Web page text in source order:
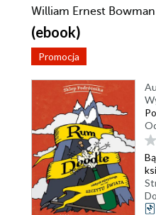
William Ernest Bowman
(ebook)
Promocja